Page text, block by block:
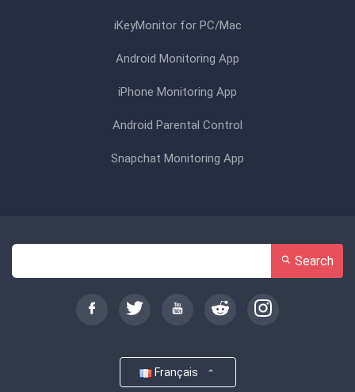
iKeyMonitor for PC/Mac
Android Monitoring App
iPhone Monitoring App
Android Parental Control
Snapchat Monitoring App
Search
Français